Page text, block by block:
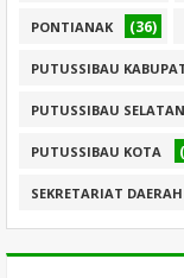
PONTIANAK (36)
PUTUSSIBAU
PUTUSSIBAU SELATAN
PUTUSSIBAU KOTA
SEKRETARIAT DAERAH